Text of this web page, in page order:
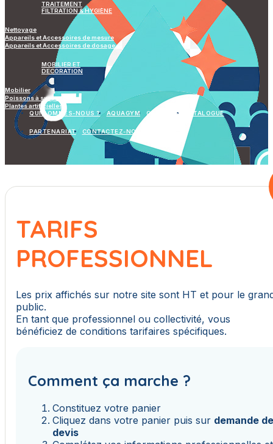
TRAITEMENT
FILTRATION & HYGIÈNE
Nettoyage
Appareils et Accessoires de mesure
Appareils et Accessoires de dosage
MOBILIER ET
DECORATION
Mobilier
Poissons à suspendre
Plantes artificielles
QUI SOMMES-NOUS ?
AQUAGYM GALERIES CATALOGUE
PARTENARIAT CONTACTEZ-NOUS
TARIFS
PROFESSIONNEL
Les prix affichés sur notre site sont HT et pour le
public.
En tant que professionnel ou collectivité, vous
bénéficiez de conditions tarifaires spécifiques.
Comment ça marche ?
Constituez votre panier
Cliquez dans votre panier puis sur demande
devis